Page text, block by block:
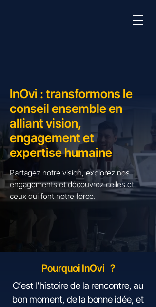
InOvi : transformons le
conseil ensemble en
alliant vision,
engagement et
expertise humaine
Partagez notre vision, explorez nos
engagements et découvrez celles et
ceux qui font notre force.
Pourquoi InOvi ?
C’est l’histoire de la rencontre, au
bon moment, de la bonne idée, et